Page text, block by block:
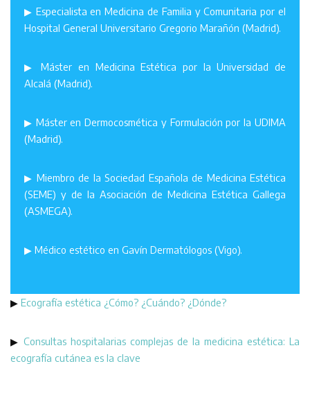
▶ Especialista en Medicina de Familia y Comunitaria por el
Hospital General Universitario Gregorio Marañón (Madrid).
▶ Máster en Medicina Estética por la Universidad de
Alcalá (Madrid).
▶ Máster en Dermocosmética y Formulación por la UDIMA
(Madrid).
▶ Miembro de la Sociedad Española de Medicina Estética
(SEME) y de la Asociación de Medicina Estética Gallega
(ASMEGA).
▶ Médico estético en Gavín Dermatólogos (Vigo).
▶ Ecografía estética ¿Cómo? ¿Cuándo? ¿Dónde?
▶ Consultas hospitalarias complejas de la medicina estética: La
ecografía cutánea es la clave